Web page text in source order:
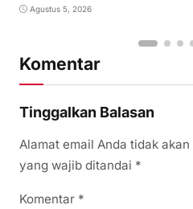
Agustus 5, 2026
Komentar
Tinggalkan Balasan
Alamat email Anda tidak
yang wajib ditandai *
Komentar *